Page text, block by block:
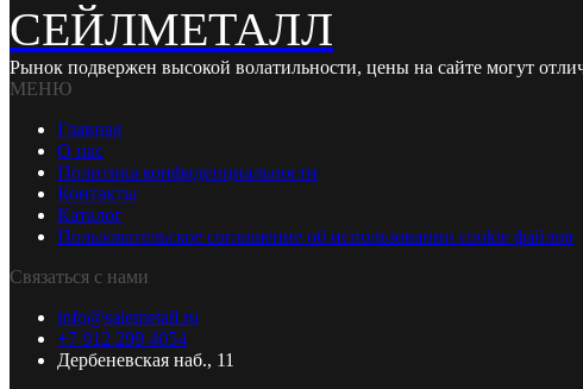
СЕЙЛМЕТАЛЛ
Рынок подвержен высокой волатильности, цены на сайте могут
МЕНЮ
Главная
О нас
Политика конфиденциальности
Контакты
Каталог
Пользовательское соглашение об использовании cookie файлов
Связаться с нами
info@salemetall.ru
+7 912 299 4054
Дербеневская наб., 11